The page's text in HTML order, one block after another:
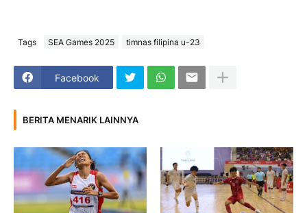
Tags SEA Games 2025 timnas filipina u-23
Facebook
BERITA MENARIK LAINNYA